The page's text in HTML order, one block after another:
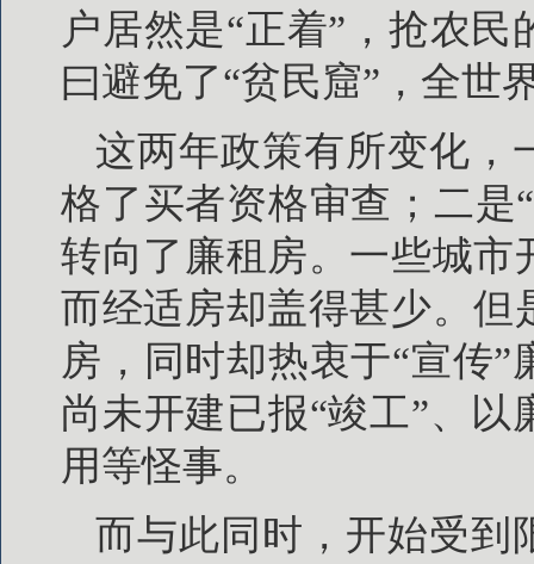
户居然是“正着”，抢农
曰避免了“贫民窟”，全世
这两年政策有所变化，
格了买者资格审查；二是
转向了廉租房。一些城市
而经适房却盖得甚少。但
房，同时却热衷于“宣传
尚未开建已报“竣工”、
用等怪事。
而与此同时，开始受到